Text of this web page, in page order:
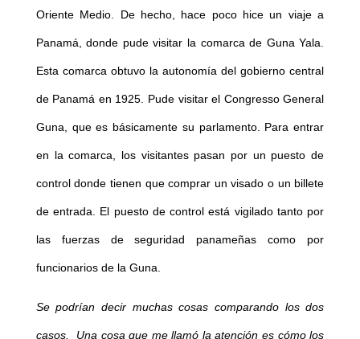
Oriente Medio. De hecho, hace poco hice un viaje a
Panamá, donde pude visitar la comarca de Guna Yala.
Esta comarca obtuvo la autonomía del gobierno central
de Panamá en 1925. Pude visitar el Congresso General
Guna, que es básicamente su parlamento. Para entrar
en la comarca, los visitantes pasan por un puesto de
control donde tienen que comprar un visado o un billete
de entrada. El puesto de control está vigilado tanto por
las fuerzas de seguridad panameñas como por
funcionarios de la Guna.
Se podrían decir muchas cosas comparando los dos
casos. Una cosa que me llamó la atención es cómo los